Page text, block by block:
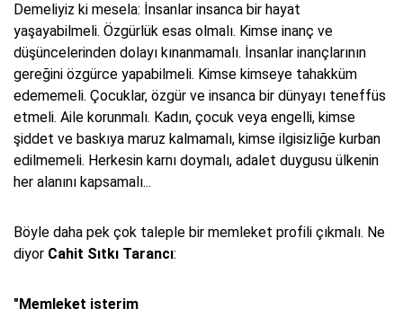
Demeliyiz ki mesela: İnsanlar insanca bir hayat
yaşayabilmeli. Özgürlük esas olmalı. Kimse inanç ve
düşüncelerinden dolayı kınanmamalı. İnsanlar inançlarının
gereğini özgürce yapabilmeli. Kimse kimseye tahakküm
edememeli. Çocuklar, özgür ve insanca bir dünyayı teneffüs
etmeli. Aile korunmalı. Kadın, çocuk veya engelli, kimse
şiddet ve baskıya maruz kalmamalı, kimse ilgisizliğe kurban
edilmemeli. Herkesin karnı doymalı, adalet duygusu ülkenin
her alanını kapsamalı...
Böyle daha pek çok taleple bir memleket profili çıkmalı. Ne
diyor Cahit Sıtkı Tarancı:
"Memleket isterim